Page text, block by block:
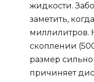
жидкости.
заметить,
миллилитров.
скоплении
размер сильно
причиняет